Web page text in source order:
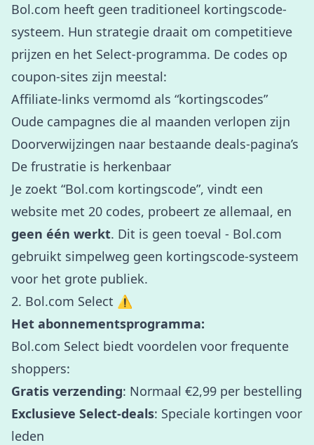
Bol.com heeft geen traditioneel kortingscode-
systeem. Hun strategie draait om competitieve
prijzen en het Select-programma. De codes op
coupon-sites zijn meestal:
Affiliate-links vermomd als “kortingscodes”
Oude campagnes die al maanden verlopen zijn
Doorverwijzingen naar bestaande deals-pagina’s
De frustratie is herkenbaar
Je zoekt “Bol.com kortingscode”, vindt een
website met 20 codes, probeert ze allemaal, en
geen één werkt. Dit is geen toeval - Bol.com
gebruikt simpelweg geen kortingscode-systeem
voor het grote publiek.
2. Bol.com Select ⚠️
Het abonnementsprogramma:
Bol.com Select biedt voordelen voor frequente
shoppers:
Gratis verzending: Normaal €2,99 per bestelling
Exclusieve Select-deals: Speciale kortingen voor
leden